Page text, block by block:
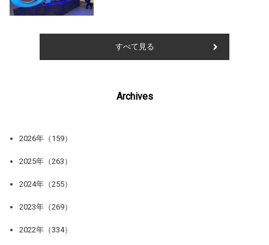
すべて見る
Archives
2026年（159）
2025年（263）
2024年（255）
2023年（269）
2022年（334）